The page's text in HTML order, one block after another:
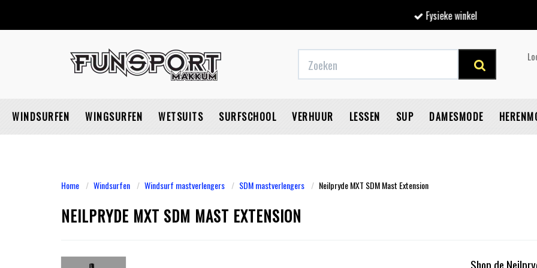
Fysieke winkel
WINDSURFEN WINGSURFEN WETSUITS SURFSCHOOL VERHUUR LESSEN SUP DAMESMODE
Home Windsurfen Windsurf mastverlengers SDM mastverlengers Neilpryde MXT SDM Mast Extension
NEILPRYDE MXT SDM MAST EXTENSION
Shop de